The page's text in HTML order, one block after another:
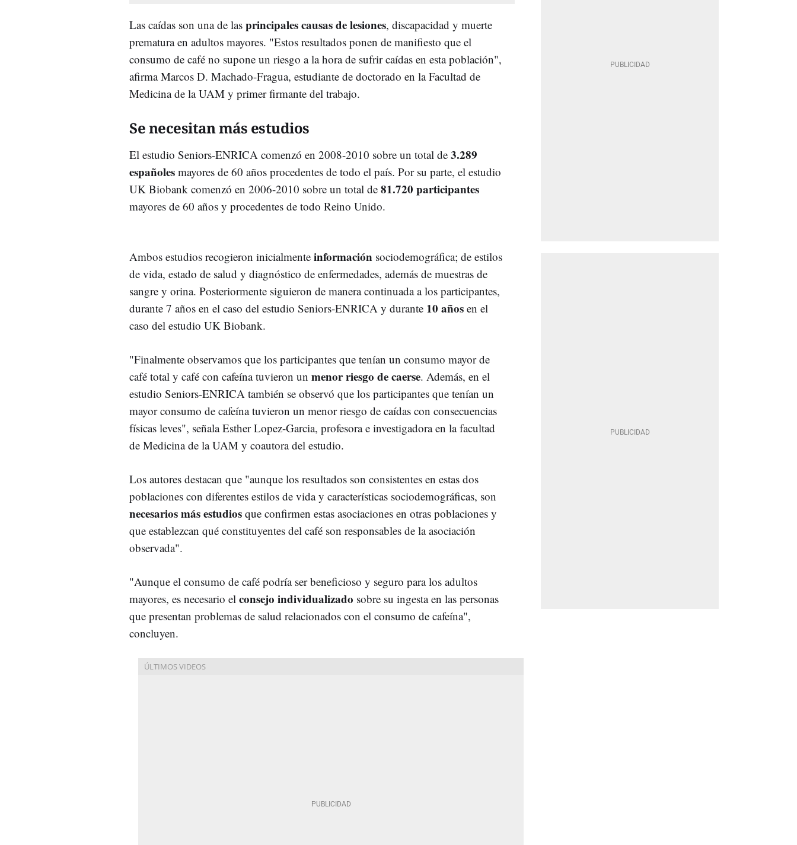
Las caídas son una de las principales causas de lesiones, discapacidad y muerte
prematura en adultos mayores. "Estos resultados ponen de manifiesto que el
consumo de café no supone un riesgo a la hora de sufrir caídas en esta población",
afirma Marcos D. Machado-Fragua, estudiante de doctorado en la Facultad de
Medicina de la UAM y primer firmante del trabajo.
Se necesitan más estudios
El estudio Seniors-ENRICA comenzó en 2008-2010 sobre un total de 3.289
españoles mayores de 60 años procedentes de todo el país. Por su parte, el estudio
UK Biobank comenzó en 2006-2010 sobre un total de 81.720 participantes
mayores de 60 años y procedentes de todo Reino Unido.
Ambos estudios recogieron inicialmente información sociodemográfica; de estilos
de vida, estado de salud y diagnóstico de enfermedades, además de muestras de
sangre y orina. Posteriormente siguieron de manera continuada a los participantes,
durante 7 años en el caso del estudio Seniors-ENRICA y durante 10 años en el
caso del estudio UK Biobank.
"Finalmente observamos que los participantes que tenían un consumo mayor de
café total y café con cafeína tuvieron un menor riesgo de caerse. Además, en el
estudio Seniors-ENRICA también se observó que los participantes que tenían un
mayor consumo de cafeína tuvieron un menor riesgo de caídas con consecuencias
físicas leves", señala Esther Lopez-Garcia, profesora e investigadora en la facultad
de Medicina de la UAM y coautora del estudio.
Los autores destacan que "aunque los resultados son consistentes en estas dos
poblaciones con diferentes estilos de vida y características sociodemográficas, son
necesarios más estudios que confirmen estas asociaciones en otras poblaciones y
que establezcan qué constituyentes del café son responsables de la asociación
observada".
"Aunque el consumo de café podría ser beneficioso y seguro para los adultos
mayores, es necesario el consejo individualizado sobre su ingesta en las personas
que presentan problemas de salud relacionados con el consumo de cafeína",
concluyen.